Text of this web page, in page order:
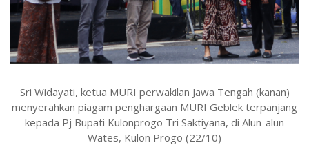
Sri Widayati, ketua MURI perwakilan Jawa Tengah (kanan)
menyerahkan piagam penghargaan MURI Geblek terpanjang
kepada Pj Bupati Kulonprogo Tri Saktiyana, di Alun-alun
Wates, Kulon Progo (22/10)